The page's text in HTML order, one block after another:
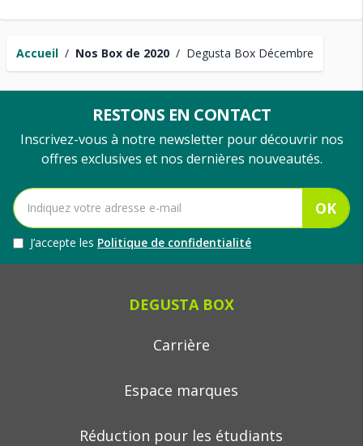
Accueil / Nos Box de 2020 / Degusta Box Décembre
RESTONS EN CONTACT
Inscrivez-vous à notre newsletter pour découvrir nos
offres exclusives et nos dernières nouveautés.
OK
J’accepte les Politique de confidentialité
DEGUSTA BOX
Carrière
Espace marques
Réduction pour les étudiants